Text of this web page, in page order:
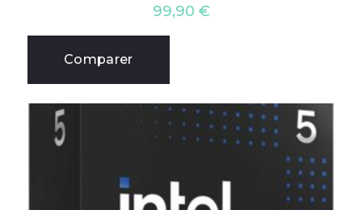
99,90 €
Comparer